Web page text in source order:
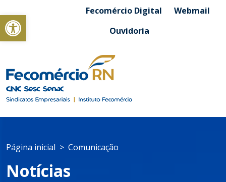
Abrir a barra de ferramentasFecomércio Digital
Webmail
Ouvidoria
Página inicial Comunicação
Notícias